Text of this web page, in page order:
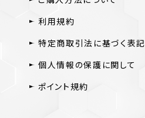
利用規約
特定商取引法に基づく表記
個人情報の保護に関して
ポイント規約